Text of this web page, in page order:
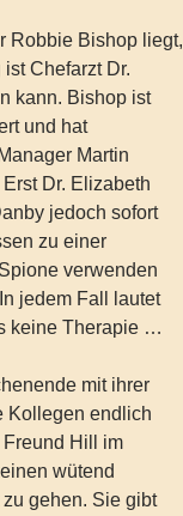
Robbie Bishop liegt,
Chefarzt Dr.
kann. Bishop ist
und hat
Martin
Dr. Elizabeth
jedoch sofort
zu einer
verwenden
jedem Fall lautet
keine Therapie …
mit ihrer
Kollegen endlich
Freund Hill im
wütend
gehen. Sie gibt